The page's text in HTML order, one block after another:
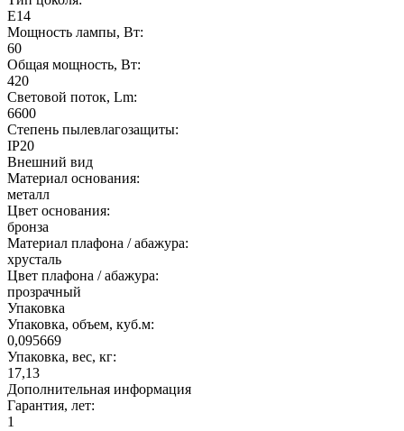
E14
Мощность лампы, Вт:
60
Общая мощность, Вт:
420
Световой поток, Lm:
6600
Степень пылевлагозащиты:
IP20
Внешний вид
Материал основания:
металл
Цвет основания:
бронза
Материал плафона / абажура:
хрусталь
Цвет плафона / абажура:
прозрачный
Упаковка
Упаковка, объем, куб.м:
0,095669
Упаковка, вес, кг:
17,13
Дополнительная информация
Гарантия, лет:
1